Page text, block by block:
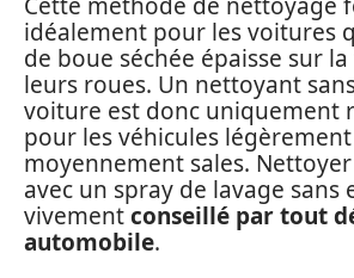
idéalement pour les voitures
de boue séchée épaisse sur
leurs roues. Un nettoyant
voiture est donc uniquement
pour les véhicules
moyennement sales.
avec un spray de lavage sans
vivementconseillé par tout
automobile.